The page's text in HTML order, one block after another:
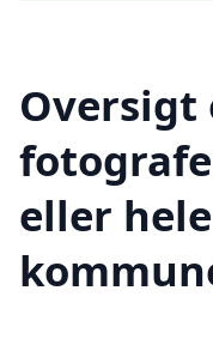
Oversigt
eller